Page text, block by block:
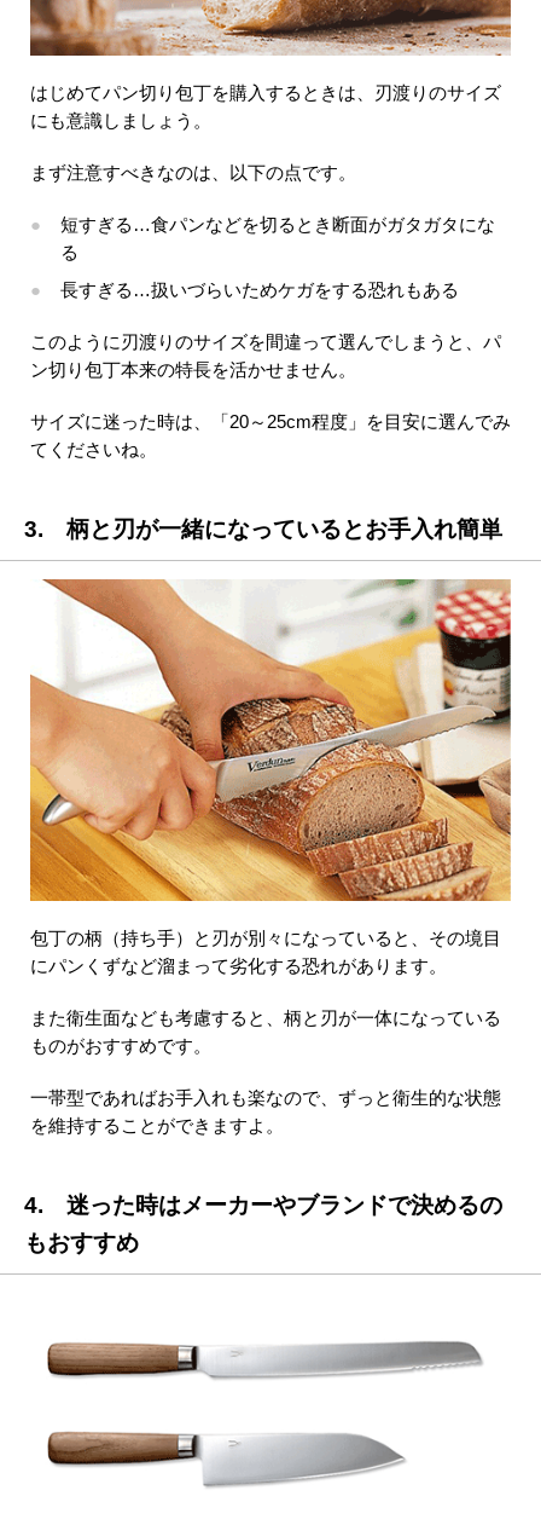
はじめてパン切り包丁を購入するときは、刃渡りのサイズ
にも意識しましょう。
まず注意すべきなのは、以下の点です。
短すぎる…食パンなどを切るとき断面がガタガタにな
る
長すぎる…扱いづらいためケガをする恐れもある
このように刃渡りのサイズを間違って選んでしまうと、パ
ン切り包丁本来の特長を活かせません。
サイズに迷った時は、「20～25cm程度」を目安に選んでみ
てくださいね。
3. 柄と刃が一緒になっているとお手入れ簡単
包丁の柄（持ち手）と刃が別々になっていると、その境目
にパンくずなど溜まって劣化する恐れがあります。
また衛生面なども考慮すると、柄と刃が一体になっている
ものがおすすめです。
一帯型であればお手入れも楽なので、ずっと衛生的な状態
を維持することができますよ。
4. 迷った時はメーカーやブランドで決めるの
もおすすめ